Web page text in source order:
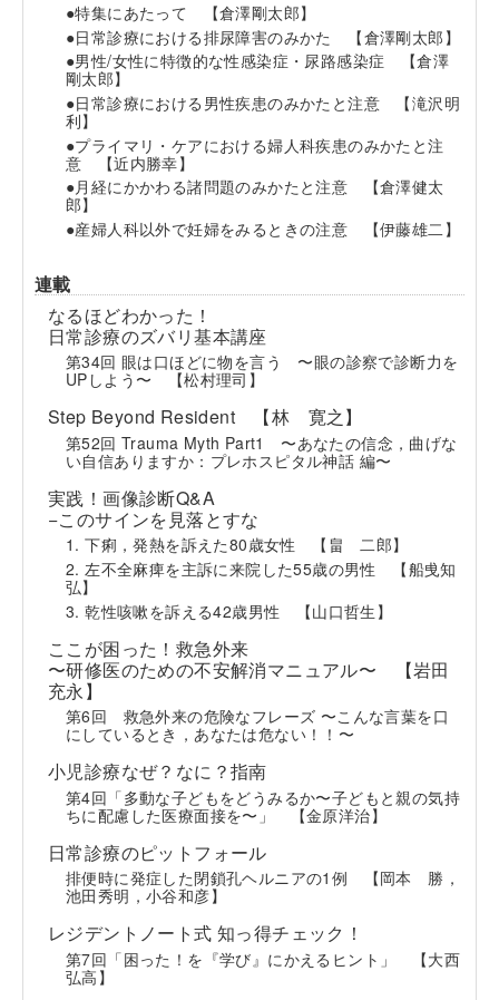
●特集にあたって
【倉澤剛太郎】
●日常診療における排尿障害のみかた
【倉澤剛太郎】
●男性/女性に特徴的な性感染症・尿路感染症
【倉澤
剛太郎】
●日常診療における男性疾患のみかたと注意
【滝沢明
利】
●プライマリ・ケアにおける婦人科疾患のみかたと注
意
【近内勝幸】
●月経にかかわる諸問題のみかたと注意
【倉澤健太
郎】
●産婦人科以外で妊婦をみるときの注意
【伊藤雄二】
連載
なるほどわかった！
日常診療のズバリ基本講座
第34回 眼は口ほどに物を言う 〜眼の診察で診断力を
UPしよう〜
【松村理司】
Step Beyond Resident 【林 寛之】
第52回 Trauma Myth Part1 〜あなたの信念，曲げな
い自信ありますか：プレホスピタル神話 編〜
実践！画像診断Q&A
−このサインを見落とすな
1. 下痢，発熱を訴えた80歳女性
【畠 二郎】
2. 左不全麻痺を主訴に来院した55歳の男性
【船曵知
弘】
3. 乾性咳嗽を訴える42歳男性
【山口哲生】
ここが困った！救急外来
〜研修医のための不安解消マニュアル〜
【岩田
充永】
第6回 救急外来の危険なフレーズ 〜こんな言葉を口
にしているとき，あなたは危ない！！〜
小児診療なぜ？なに？指南
第4回「多動な子どもをどうみるか〜子どもと親の気持
ちに配慮した医療面接を〜」
【金原洋治】
日常診療のピットフォール
排便時に発症した閉鎖孔ヘルニアの1例
【岡本 勝，
池田秀明，小谷和彦】
レジデントノート式 知っ得チェック！
第7回「困った！を『学び』にかえるヒント」
【大西
弘高】